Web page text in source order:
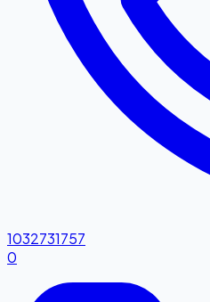
1032731757
0